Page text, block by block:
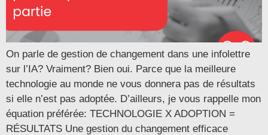
On parle de gestion de changement dans une infolettre
sur l’IA? Vraiment? Bien oui. Parce que la meilleure
technologie au monde ne vous donnera pas de résultats
si elle n’est pas adoptée. D’ailleurs, je vous rappelle mon
équation préférée: TECHNOLOGIE X ADOPTION =
RÉSULTATS Une gestion du changement efficace